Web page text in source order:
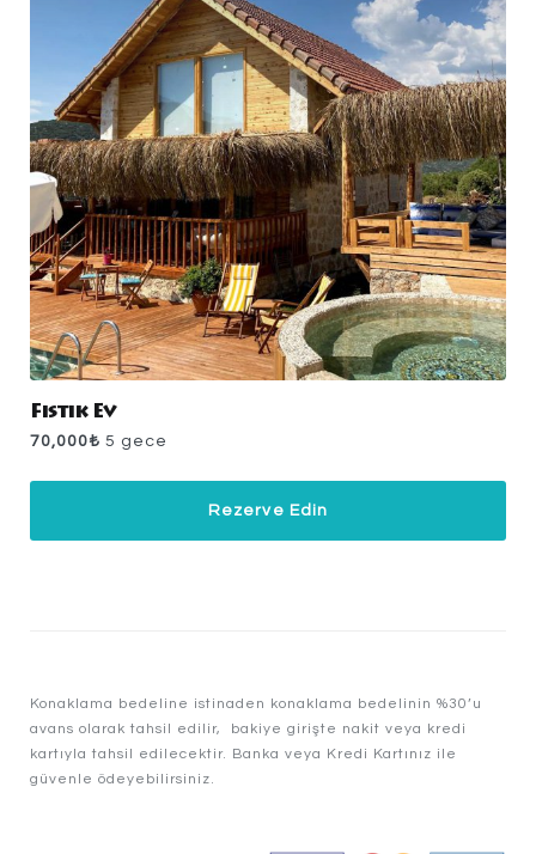
Fıstık Ev
70,000₺ 5 gece
Rezerve Edin
Konaklama bedeline istinaden konaklama bedelinin %30’u
avans olarak tahsil edilir, bakiye girişte nakit veya kredi
kartıyla tahsil edilecektir. Banka veya Kredi Kartınız ile
güvenle ödeyebilirsiniz.